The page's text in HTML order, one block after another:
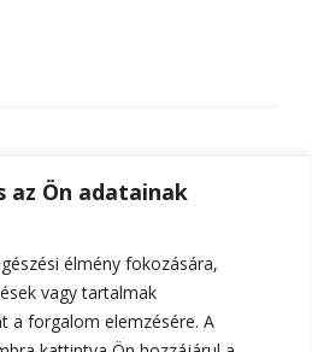
az Ön adatainak
élmény fokozására,
vagy tartalmak
a forgalom elemzésére. A